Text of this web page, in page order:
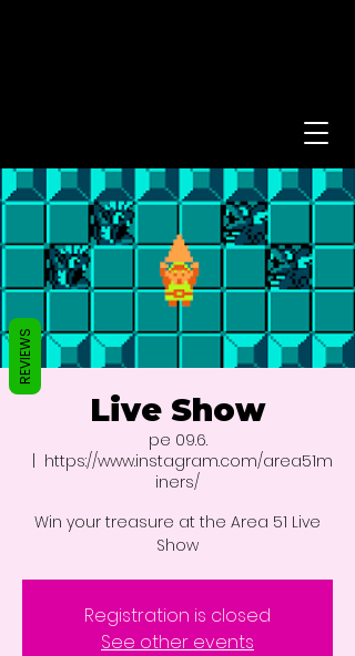
Live Show
pe 09.6.
https://www.instagram.com/area51m
iners/
Win your treasure at the Area 51 Live
Show
Registration is closed
See other events
REVIEWS